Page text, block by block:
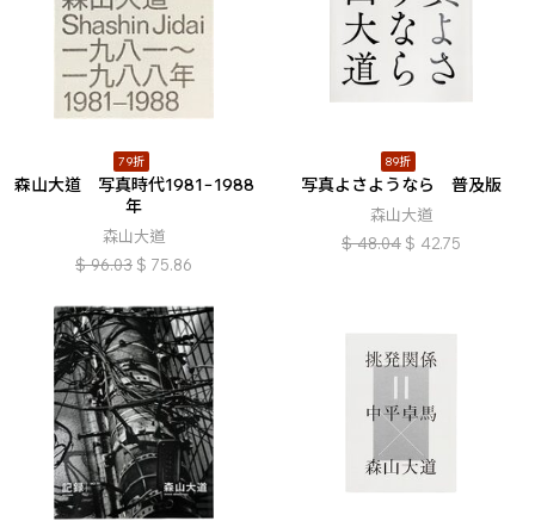
79折
森山大道 写真時代1981−1988
年
森山大道
$ 96.03 $ 75.86
89折
写真よさようなら 普及版
森山大道
$ 48.04 $ 42.75